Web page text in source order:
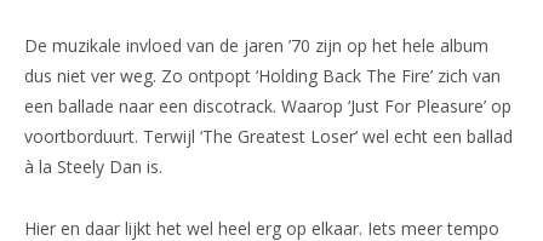
De muzikale invloed van de jaren ’70 zijn op het hele album
dus niet ver weg. Zo ontpopt ‘Holding Back The Fire’ zich van
een ballade naar een discotrack. Waarop ‘Just For Pleasure’ op
voortborduurt. Terwijl ‘The Greatest Loser’ wel echt een ballad
à la Steely Dan is.
Hier en daar lijkt het wel heel erg op elkaar. Iets meer tempo